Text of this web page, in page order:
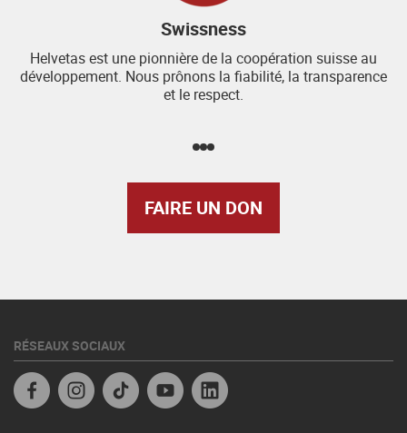
Swissness
Helvetas est une pionnière de la coopération suisse au
développement. Nous prônons la fiabilité, la transparence
et le respect.
FAIRE UN DON
RÉSEAUX SOCIAUX
FacebookInstagramTikTok YouTube